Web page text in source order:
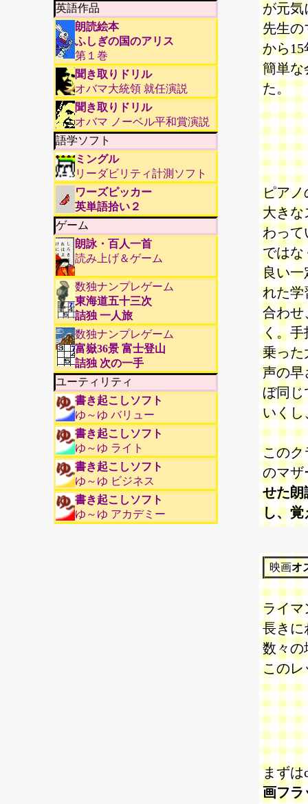
英語作品
朗読絵本
ふしぎの国のアリス
第１巻
聞き取りドリル
オバマ大統領 就任演説
聞き取りドリル
オバマ ノーベル平和賞演説
語学ソフト
ミングル
リーダビリティ計測ソフト
ワーズピッカー
英単語拾い２
ゲーム
朗詠・百人一首
読み上げ＆ゲーム
数独ナンプレゲーム
東海道五十三次
詰独 一人旅
数独ナンプレゲーム
富嶽36景 富士登山
詰独 次の一手
ユーティリティ
書き起こしソフト
ゆ～ゆ バリュー
書き起こしソフト
ゆ～ゆ ライト
書き起こしソフト
ゆ～ゆ ビジネス
書き起こしソフト
ゆ～ゆ アカデミー
が元気
先生の
から
簡単な
た。
ピアノ
大きな
わって
ではな
良い一
れた学
合わせ
く。手
乗った
声の早
ぼ同じ
いくし
このク
のマザ
せた朗
し、覚
映画オ
ライマ
長きに
数々の
このレ
まずは
画フラ